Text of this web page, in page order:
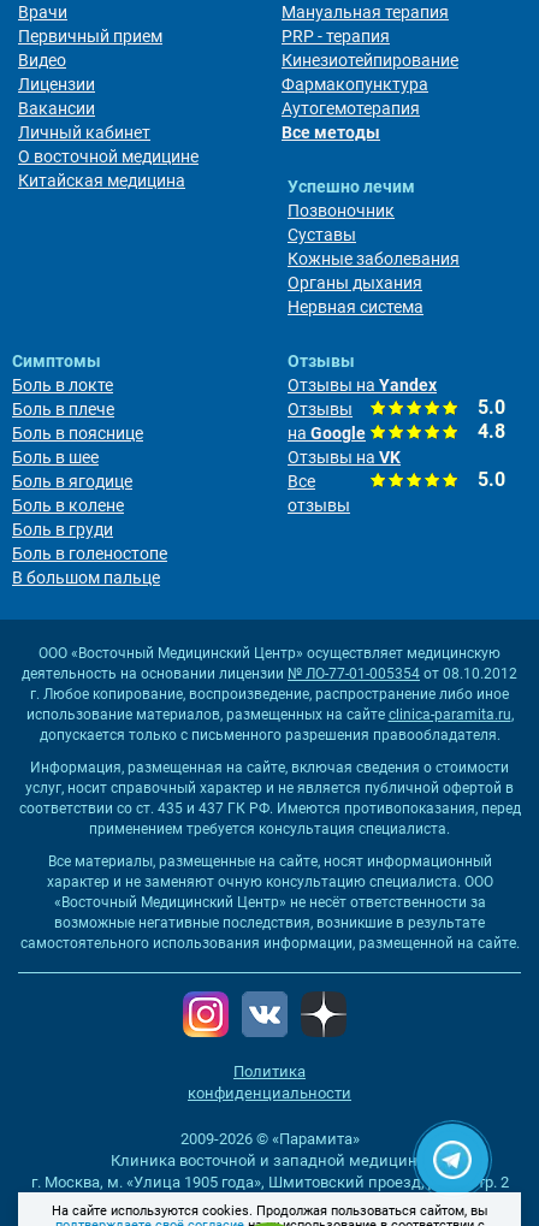
Врачи
Первичный прием
Видео
Лицензии
Вакансии
Личный кабинет
О восточной медицине
Китайская медицина
Мануальная терапия
PRP - терапия
Кинезиотейпирование
Фармакопунктура
Аутогемотерапия
Все методы
Успешно лечим
Позвоночник
Суставы
Кожные заболевания
Органы дыхания
Нервная система
Симптомы
Боль в локте
Боль в плече
Боль в пояснице
Боль в шее
Боль в ягодице
Боль в колене
Боль в груди
Боль в голеностопе
В большом пальце
Отзывы
Отзывы на Yandex
5.0
Отзывы
на Google 4.8
Отзывы на VK
5.0
Все
отзывы
ООО «Восточный Медицинский Центр» осуществляет медицинскую
деятельность на основании лицензии № ЛО-77-01-005354 от 08.10.2012
г. Любое копирование, воспроизведение, распространение либо иное
использование материалов, размещенных на сайте clinica-paramita.ru,
допускается только с письменного разрешения правообладателя.
Информация, размещенная на сайте, включая сведения о стоимости
услуг, носит справочный характер и не является публичной офертой в
соответствии со ст. 435 и 437 ГК РФ. Имеются противопоказания, перед
применением требуется консультация специалиста.
Все материалы, размещенные на сайте, носят информационный
характер и не заменяют очную консультацию специалиста. ООО
«Восточный Медицинский Центр» не несёт ответственности за
возможные негативные последствия, возникшие в результате
самостоятельного использования информации, размещенной на сайте.
Политика
конфиденциальности
2009-2026 © «Парамита»
Клиника восточной и западной медицины
г. Москва, м. «Улица 1905 года», Шмитовский проезд, д. 16, стр. 2
+7(495) 198-06-06
На сайте используются cookies. Продолжая пользоваться сайтом, вы